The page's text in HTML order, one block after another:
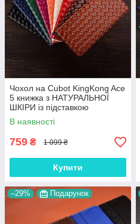
Чохол на Cubot KingKong Ace
5 книжка з НАТУРАЛЬНОЇ
ШКІРИ із підставкою
візитницею протиударний
магнітний "VENETTA"
В наявності
759 ₴ 1 099 ₴
Купити
–29% Подарунок